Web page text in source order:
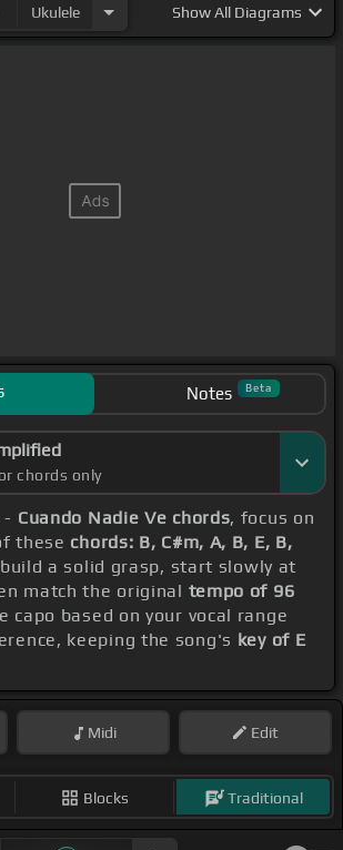
Ukulele ShowAll Diagrams
Notes Beta
chords only
- Cuando Nadie Ve chords, focus on
these chords: B, C#m, A, B, E, B,
a solid grasp, start slowly at
match the original tempo of 96
capo based on your vocal range
keeping the song's key of E
Midi Edit
Blocks Traditional